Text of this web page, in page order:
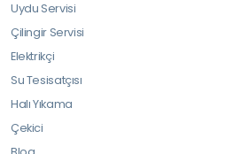
Uydu Servisi
Çilingir Servisi
Elektrikçi
Su Tesisatçısı
Halı Yıkama
Çekici